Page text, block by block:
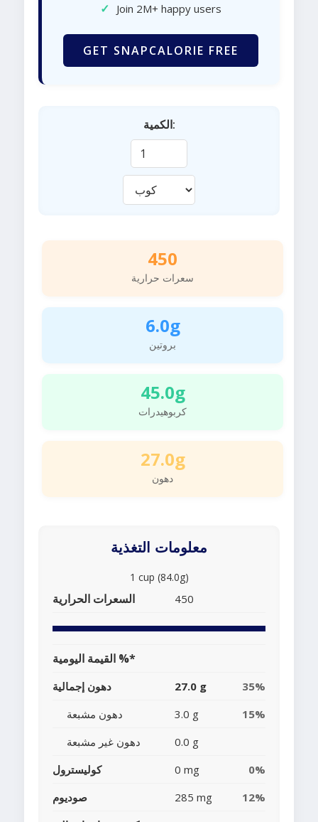
✓ Join 2M+ happy users
GET SNAPCALORIE FREE
الكمية:
450
سعرات حرارية
6.0g
بروتين
45.0g
كربوهيدرات
27.0g
دهون
معلومات التغذية
1 cup (84.0g)
السعرات الحرارية 450
القيمة اليومية %*
دهون إجمالية 27.0 g
35%
دهون مشبعة
3.0 g
15%
دهون غير مشبعة
0.0 g
كوليسترول
0 mg
0%
صوديوم
285 mg
12%